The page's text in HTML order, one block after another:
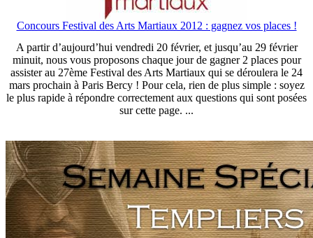
Concours Festival des Arts Martiaux 2012 : gagnez vos places !
A partir d’aujourd’hui vendredi 20 février, et jusqu’au 29 février
minuit, nous vous proposons chaque jour de gagner 2 places pour
assister au 27ème Festival des Arts Martiaux qui se déroulera le 24
mars prochain à Paris Bercy ! Pour cela, rien de plus simple : soyez
le plus rapide à répondre correctement aux questions qui sont posées
sur cette page. ...